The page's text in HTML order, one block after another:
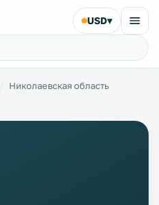
USD▾
Николаевская область